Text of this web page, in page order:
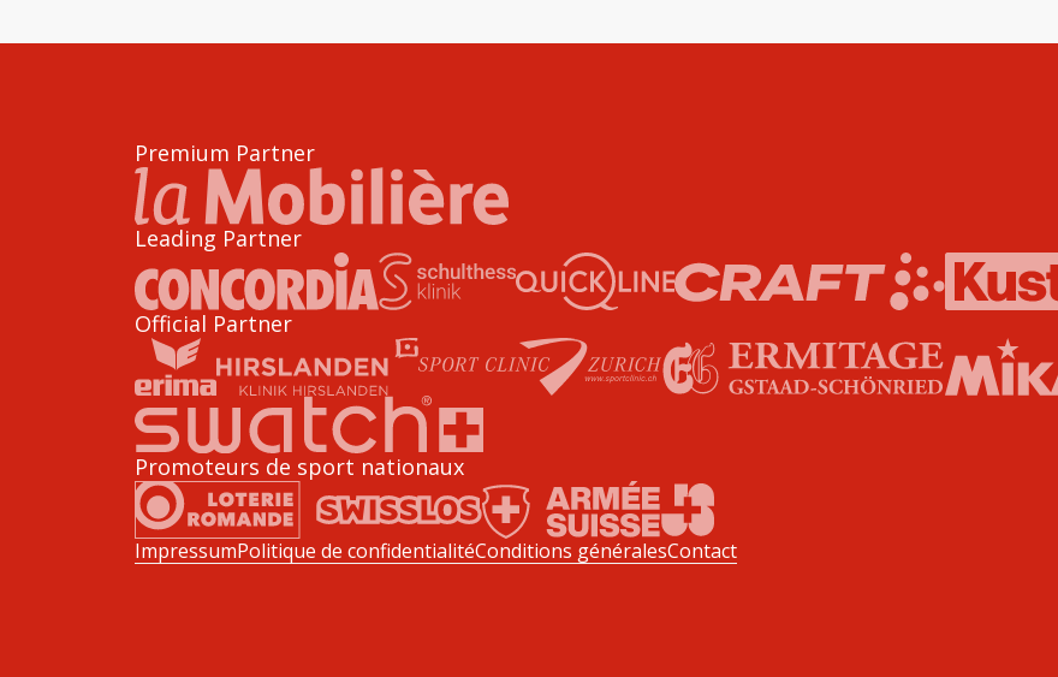
Premium Partner
Leading Partner
Official Partner
Promoteurs de sport nationaux
ImpressumPolitique de confidentialitéConditions généralesContact